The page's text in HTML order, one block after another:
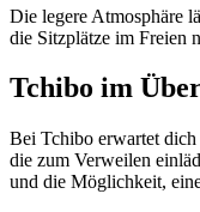
Die legere Atmosphäre
die Sitzplätze im Freien
Tchibo im
Bei Tchibo erwartet
die zum Verweilen
und die Möglichkeit,